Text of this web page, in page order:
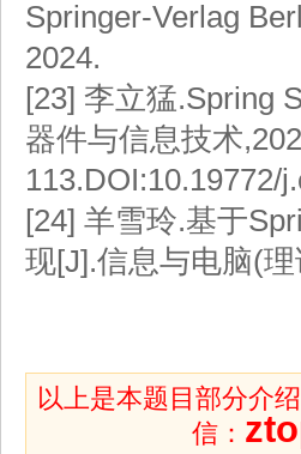
Springer-Verlag
2024.
[23] 李立猛.Spring
器件与信息技术
113.DOI:10.19772/
[24] 羊雪玲.基于
现[J].信息与电脑(
以上是本题目部分介
信：